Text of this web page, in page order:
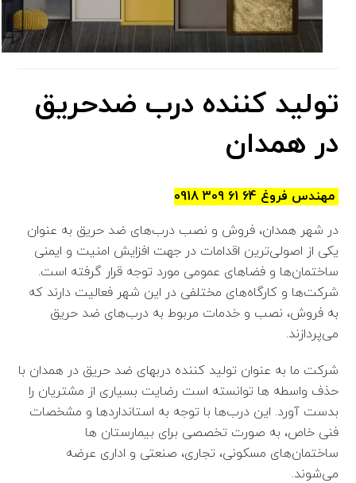
تولید کننده درب ضدحریق
در همدان
مهندس فروغ 64 61 309 0918
در شهر همدان، فروش و نصب درب‌های ضد حریق به عنوان
یکی از اصولی‌ترین اقدامات در جهت افزایش امنیت و ایمنی
ساختمان‌ها و فضاهای عمومی مورد توجه قرار گرفته است.
شرکت‌ها و کارگاه‌های مختلفی در این شهر فعالیت دارند که
به فروش، نصب و خدمات مربوط به درب‌های ضد حریق
می‌پردازند.
شرکت ما به عنوان تولید کننده دربهای ضد حریق در همدان با
حذف واسطه ها توانسته است رضایت بسیاری از مشتریان را
بدست آورد. این درب‌ها با توجه به استانداردها و مشخصات
فنی خاص، به صورت تخصصی برای بیمارستان ها
ساختمان‌های مسکونی، تجاری، صنعتی و اداری عرضه
می‌شوند.